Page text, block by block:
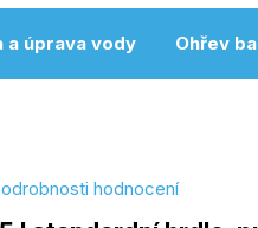
a úprava vody Ohřev
hodnocení